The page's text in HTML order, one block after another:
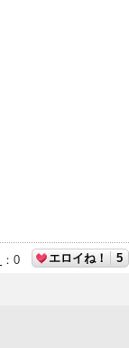
： 0 エロイね！ 5